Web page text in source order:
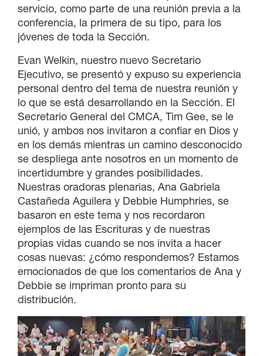
servicio, como parte de una reunión previa a la
conferencia, la primera de su tipo, para los
jóvenes de toda la Sección.
Evan Welkin, nuestro nuevo Secretario
Ejecutivo, se presentó y expuso su experiencia
personal dentro del tema de nuestra reunión y
lo que se está desarrollando en la Sección. El
Secretario General del CMCA, Tim Gee, se le
unió, y ambos nos invitaron a confiar en Dios y
en los demás mientras un camino desconocido
se despliega ante nosotros en un momento de
incertidumbre y grandes posibilidades.
Nuestras oradoras plenarias, Ana Gabriela
Castañeda Aguilera y Debbie Humphries, se
basaron en este tema y nos recordaron
ejemplos de las Escrituras y de nuestras
propias vidas cuando se nos invita a hacer
cosas nuevas: ¿cómo respondemos? Estamos
emocionados de que los comentarios de Ana y
Debbie se impriman pronto para su
distribución.